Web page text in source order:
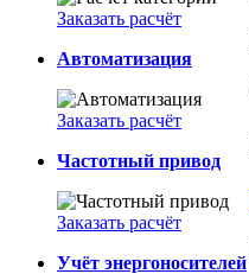
Заказать расчёт
Автоматизация
Заказать расчёт
Частотный привод
Заказать расчёт
Учёт энергоносителей